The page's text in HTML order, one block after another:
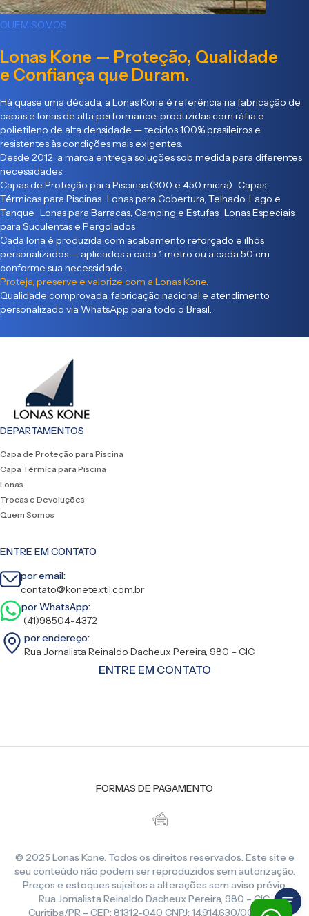
QUEM SOMOS
Lonas Kone — Proteção, Qualidade
e Confiança que Duram.
Há quase uma década, a Lonas Kone é referência na fabricação de
capas e lonas de alta performance, produzidas com ráfia e
polietileno de alta densidade — tecidos 100% brasileiros e
resistentes às condições mais exigentes.
Desde 2012, a marca entrega soluções sob medida para diferentes
necessidades:
Capas de Proteção para Piscinas (300 e 450 micra) Capas
Térmicas para Piscinas Lonas para Cobertura, Telhado, Lago e
Tanque Lonas para Barracas, Camping e Estufas Lonas Especiais
para Suculentas e Pergolados
Cada lona é produzida com acabamento reforçado e ilhós
personalizados — aplicados a cada 1 metro ou a cada 50 cm,
conforme sua necessidade.
Proteja, preserve e valorize com a Lonas Kone.
Qualidade comprovada, fabricação nacional e atendimento
personalizado via WhatsApp para todo o Brasil.
DEPARTAMENTOS
Capa de Proteção para Piscina
Capa Térmica para Piscina
Lonas
Trocas e Devoluções
Quem Somos
ENTRE EM CONTATO
por email:
contato@konetextil.com.br
por WhatsApp:
(41)98504-4372
por endereço:
Rua Jornalista Reinaldo Dacheux Pereira, 980 – CIC
ENTRE EM CONTATO
FORMAS DE PAGAMENTO
© 2025 Lonas Kone. Todos os direitos reservados. Este site e
seu conteúdo não podem ser reproduzidos sem autorização.
Preços e estoques sujeitos a alterações sem aviso prévio.
Rua Jornalista Reinaldo Dacheux Pereira, 980 – CIC,
Curitiba/PR – CEP: 81312-040 CNPJ: 14.914.630/0001-86